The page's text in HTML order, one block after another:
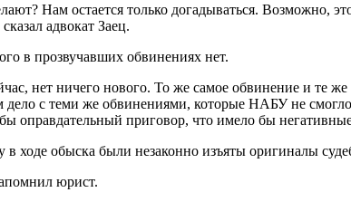
Нам остается только догадываться. Возможно,
адвокат Заец.
в прозвучавших обвинениях нет.
нет ничего нового. То же самое обвинение и те
с теми же обвинениями, которые НАБУ не
оправдательный приговор, что имело бы негативные
ходе обыска были незаконно изъяты оригиналы
юрист.